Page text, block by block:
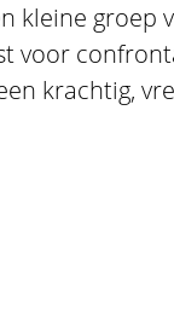
kleine groep
voor
krachtig,